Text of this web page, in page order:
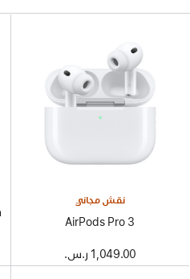
نقش مجاني
AirPods Pro 3
1,049.00 ر.س.‏